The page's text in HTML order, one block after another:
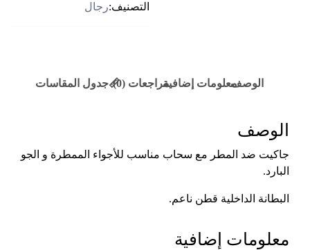
التصنيف:رجال
الوصفمعلومات إضافيةمراجعات (0)📏جدول المقاسات
الوصف
جاكيت ضد المطر مع سحاب مناسب للأجواء الممطرة و الجو
البارد.
البطانة الداخلية قطن ناعم.
معلومات إضافية